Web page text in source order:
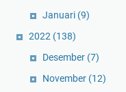
Januari (9)
2022 (138)
Desember (7)
November (12)